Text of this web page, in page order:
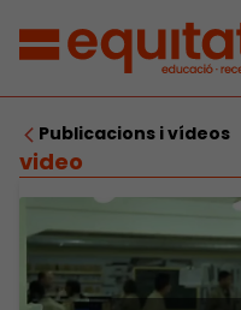
Publicacions i vídeos
video